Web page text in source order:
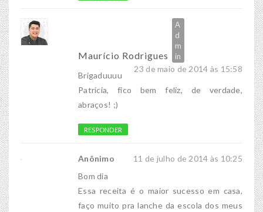
Maurício Rodrigues
23 de maio de 2014 às 15:58
Brigaduuuu
Patricia, fico bem feliz, de verdade,
abraços! ;)
RESPONDER
Anônimo
11 de julho de 2014 às 10:25
Bom dia
Essa receita é o maior sucesso em casa,
faço muito pra lanche da escola dos meus